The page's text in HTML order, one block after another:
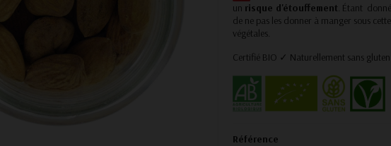
un risque d'étouffement. Étant
de ne pas les donner à manger sous
végétales.
Certifié BIO ✓ Naturellement sans
Référence